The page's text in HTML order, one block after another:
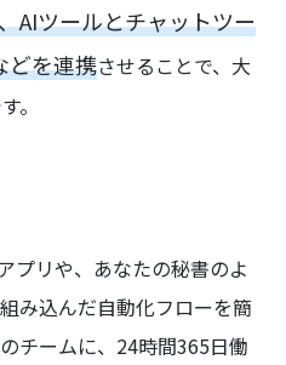
AIツールとチャットツー
どを連携させることで、大
。
プリや、あなたの秘書のよ
み込んだ自動化フローを簡
チームに、24時間365日働